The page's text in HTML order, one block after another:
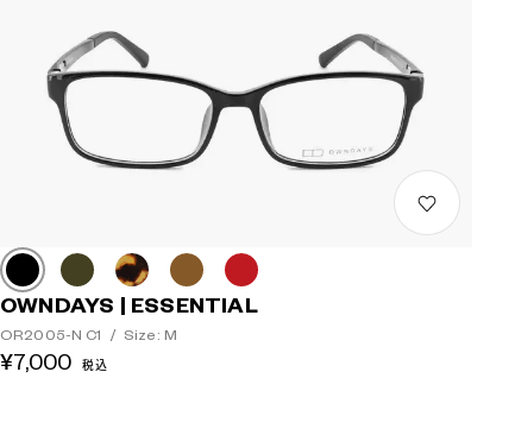
OWNDAYS | ESSENTIAL
OR2005-N C1 / Size: M
¥7,000 税込